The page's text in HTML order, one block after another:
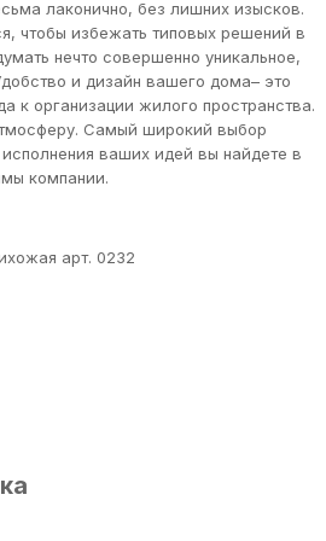
лаконично, без лишних изысков.
чтобы избежать типовых решений в
нечто совершенно уникальное,
и дизайн вашего дома– это
к организации жилого пространства.
Самый широкий выбор
ваших идей вы найдете в
компании.
арт. 0232